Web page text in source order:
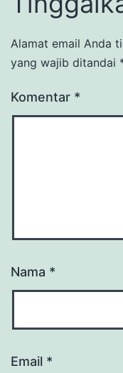
Alamat email Anda
yang wajib ditandai
Komentar *
Nama *
Email *